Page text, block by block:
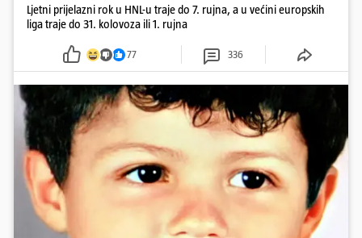
Ljetni prijelazni rok u HNL-u traje do 7. rujna, a u većini europskih
liga traje do 31. kolovoza ili 1. rujna
77 336